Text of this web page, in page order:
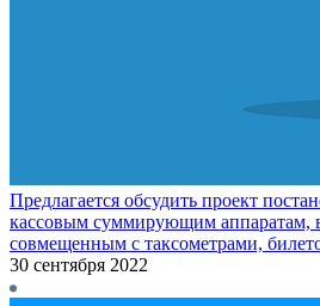
Предлагается обсудить проект
кассовым суммирующим аппаратам,
совмещенным с таксометрами,
30 сентября 2022